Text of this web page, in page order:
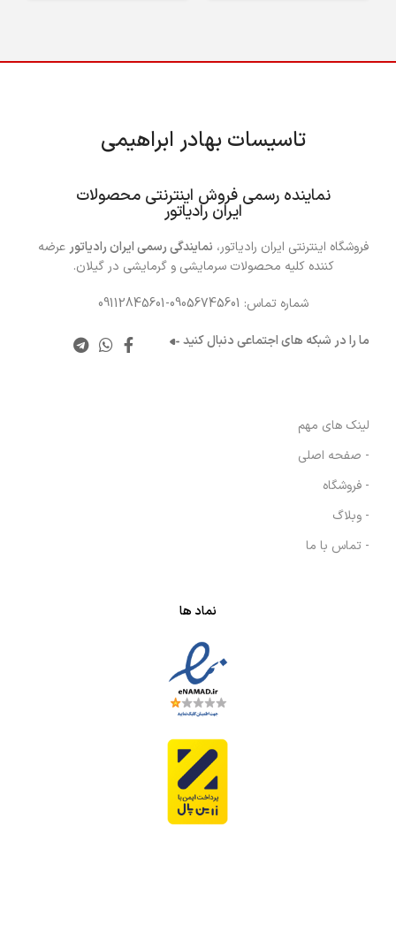
تاسیسات بهادر ابراهیمی
نماینده رسمی فروش اینترنتی محصولات
ایران رادیاتور
فروشگاه اینترنتی ایران رادیاتور، نمایندگی رسمی ایران رادیاتور عرضه
کننده کلیه محصولات سرمایشی و گرمایشی در گیلان.
شماره تماس: 09056745601-09112845601
ما را در شبکه های اجتماعی دنبال کنید
لینک های مهم
- صفحه اصلی
- فروشگاه
- وبلاگ
- تماس با ما
نماد ها